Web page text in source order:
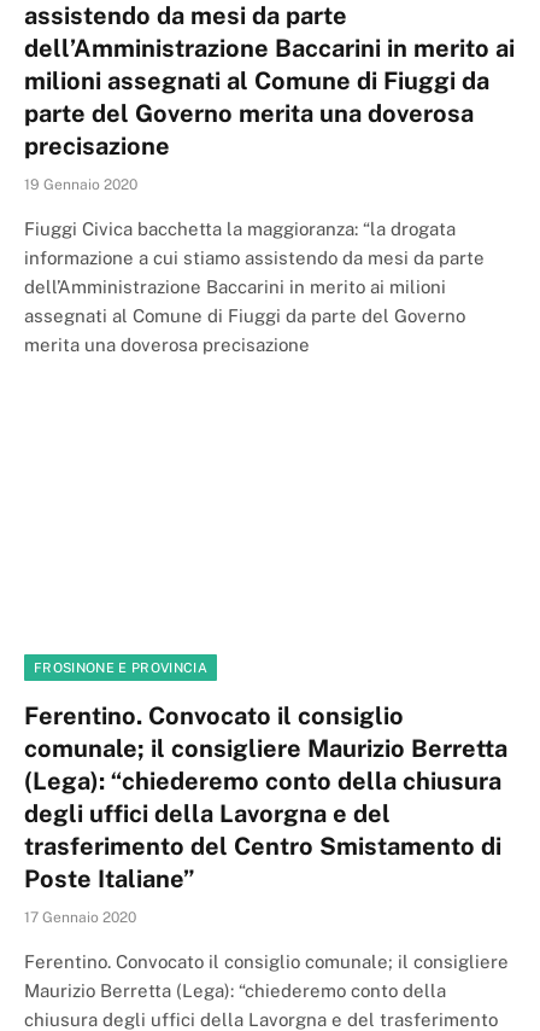
assistendo da mesi da parte
dell’Amministrazione Baccarini in merito ai
milioni assegnati al Comune di Fiuggi da
parte del Governo merita una doverosa
precisazione
19 Gennaio 2020
Fiuggi Civica bacchetta la maggioranza: “la drogata
informazione a cui stiamo assistendo da mesi da parte
dell’Amministrazione Baccarini in merito ai milioni
assegnati al Comune di Fiuggi da parte del Governo
merita una doverosa precisazione
FROSINONE E PROVINCIA
Ferentino. Convocato il consiglio
comunale; il consigliere Maurizio Berretta
(Lega): “chiederemo conto della chiusura
degli uffici della Lavorgna e del
trasferimento del Centro Smistamento di
Poste Italiane”
17 Gennaio 2020
Ferentino. Convocato il consiglio comunale; il consigliere
Maurizio Berretta (Lega): “chiederemo conto della
chiusura degli uffici della Lavorgna e del trasferimento